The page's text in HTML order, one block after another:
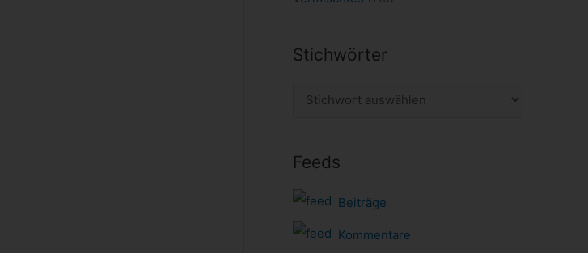
Stichwörter
Feeds
Beiträge
Kommentare